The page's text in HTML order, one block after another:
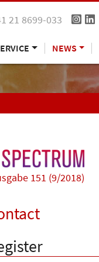
21 8699-033
NEWS
151 (9/2018)